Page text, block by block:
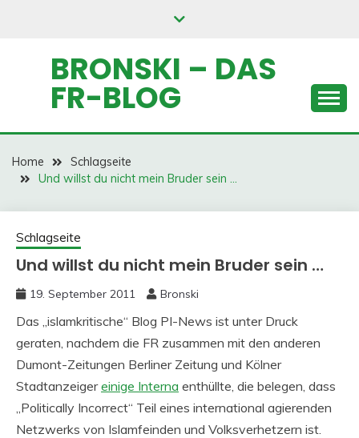
BRONSKI – DAS
FR-BLOG
Home
Schlagseite
Und willst du nicht mein Bruder sein …
Schlagseite
Und willst du nicht mein Bruder sein …
19. September 2011 Bronski
Das „islamkritische“ Blog PI-News ist unter Druck
geraten, nachdem die FR zusammen mit den anderen
Dumont-Zeitungen Berliner Zeitung und Kölner
Stadtanzeigereinige Interna enthüllte, die belegen, dass
„Politically Incorrect“ Teil eines international agierenden
Netzwerks von Islamfeinden und Volksverhetzern ist.